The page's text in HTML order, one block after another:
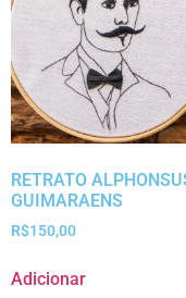
RETRATO
GUIMARAENS
R$150,00
Adicionar